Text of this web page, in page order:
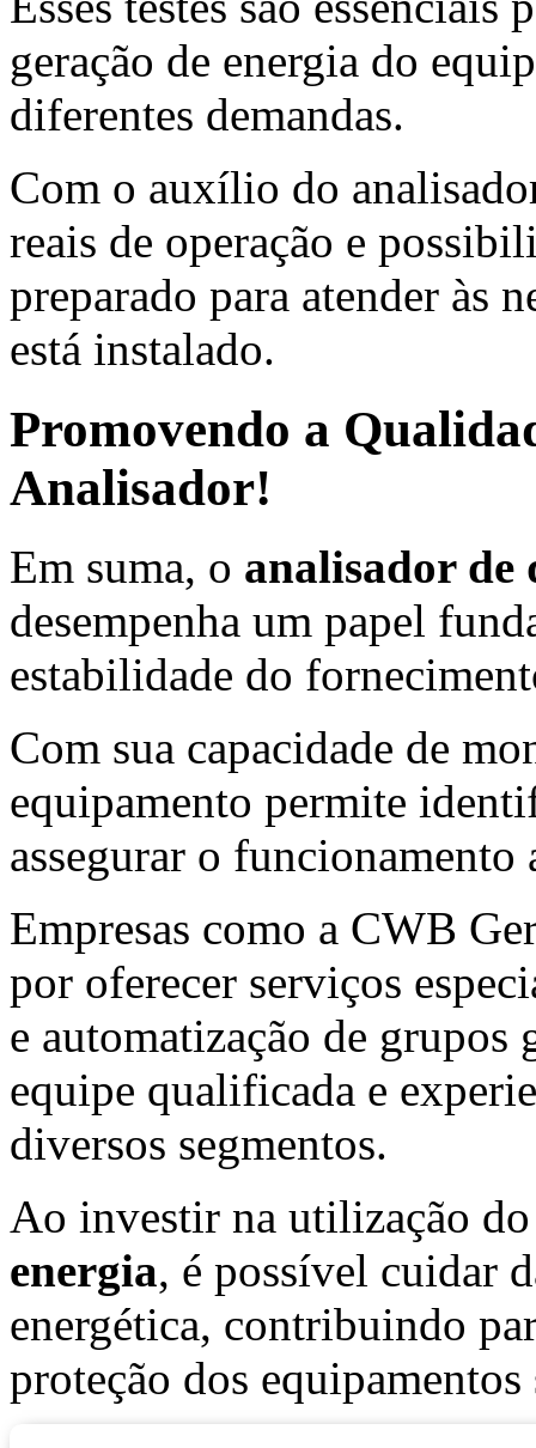
geração de energia do
diferentes demandas.
Com o auxílio do
reais de operação e
preparado para atender às
está instalado.
Promovendo a
Analisador!
Em suma, o analisador de
desempenha um papel
estabilidade do
Com sua capacidade de
equipamento permite
assegurar o funcionamento
Empresas como a CWB
por oferecer serviços
e automatização de grupos
equipe qualificada e
diversos segmentos.
Ao investir na utilização
energia, é possível cuidar
energética, contribuindo
proteção dos